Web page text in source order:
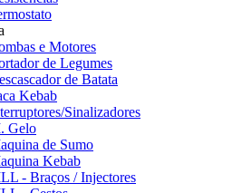
e Motores
de Legumes
de Batata
Kebab
Sinalizadores
Gelo
de Sumo
Kebab
- Braços / Injectores